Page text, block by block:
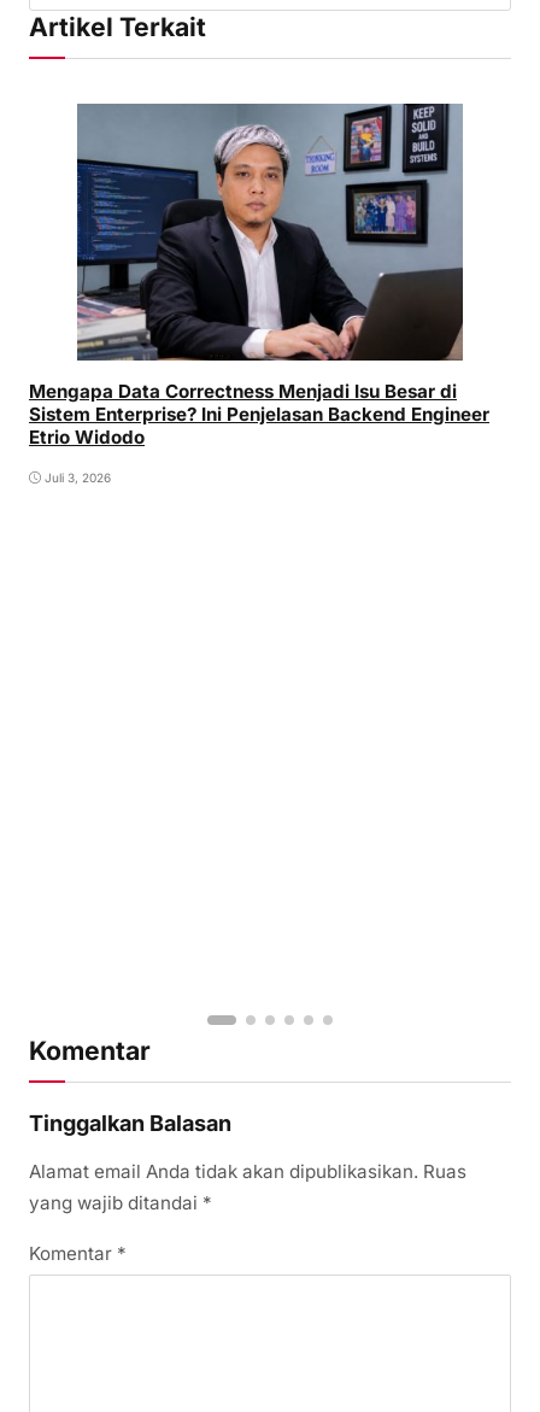
Artikel Terkait
Mengapa Data Correctness Menjadi Isu Besar di
Sistem Enterprise? Ini Penjelasan Backend Engineer
Etrio Widodo
Juli 3, 2026
Komentar
Tinggalkan Balasan
Alamat email Anda tidak akan dipublikasikan. Ruas
yang wajib ditandai *
Komentar *